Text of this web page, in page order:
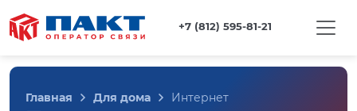
+7 (812) 595-81-21
Главная Для дома Интернет